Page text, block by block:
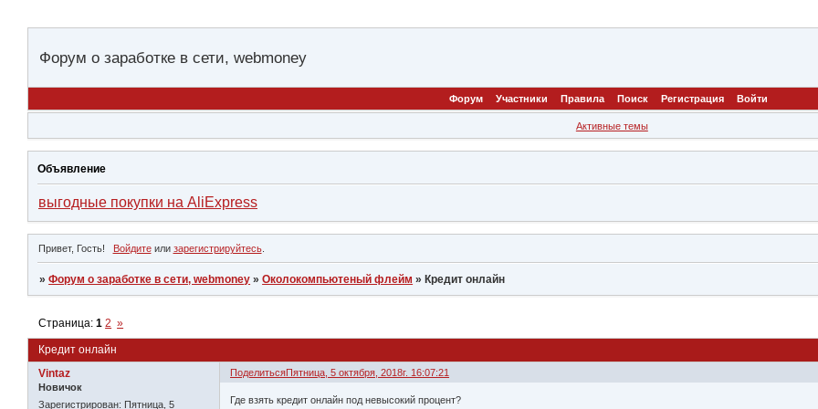
Форум о заработке в сети, webmoney
Форум Участники Правила Поиск Регистрация Войти
Активные темы
Объявление
выгодные покупки на AliExpress
Привет, Гость! Войдитеили зарегистрируйтесь.
»Форум о заработке в сети, webmoney »Околокомпьютеный флейм » Кредит онлайн
Кредит онлайн
Страница:1 2 »
ПоделитьсяПятница, 5 октября, 2018г. 16:07:21
Vintaz
Новичок
Зарегистрирован: Пятница, 5 Где взять кредит онлайн под невысокий процент?